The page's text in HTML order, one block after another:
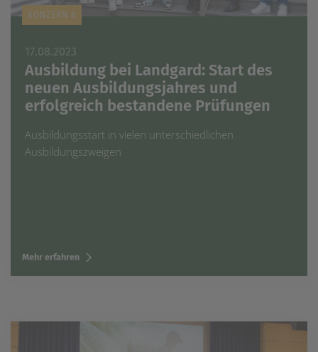
KONZERN #
17.08.2023
Ausbildung bei Landgard: Start des
neuen Ausbildungsjahres und
erfolgreich bestandene Prüfungen
Ausbildungsstart in vielen unterschiedlichen
Ausbildungszweigen
Mehr erfahren